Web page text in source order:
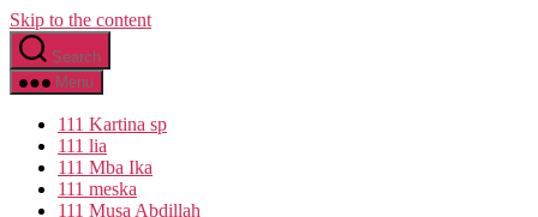
Skip to the content
Search
Menu
111 Kartina sp
111 lia
111 Mba Ika
111 meska
111 Musa Abdillah